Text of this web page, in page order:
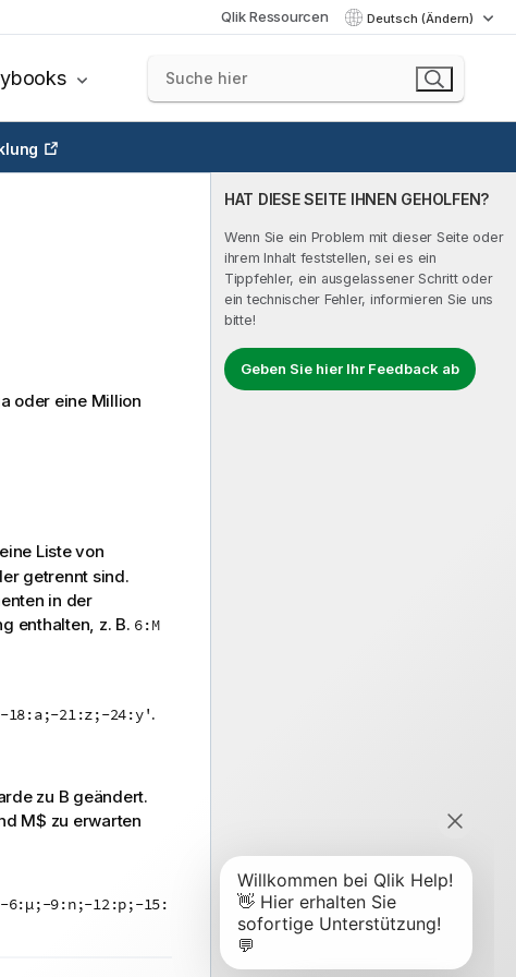
Qlik Ressourcen Deutsch (Ändern)
HAT DIESE SEITE IHNEN GEHOLFEN?
Wenn Sie ein Problem mit dieser Seite oder
ihrem Inhalt feststellen, sei es ein
Tippfehler, ein ausgelassener Schritt oder
ein technischer Fehler, informieren Sie uns
bitte!
Geben Sie hier Ihr Feedback ab
oder eine Million
Liste von
getrennt sind.
in der
enthalten, z. B. 6:M
18:a;-21:z;-24:y'.
zu B geändert.
M$ zu erwarten
6:µ;-9:n;-12:p;-15: